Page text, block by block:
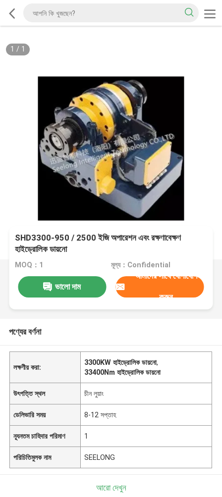
1 / 1
SHD3300-950 / 2500 ইজি অপারেশন এবং রক্ষণাবেক্ষণ
হাইড্রোলিক ডায়নো
MOQ：1 মূল্য：Confidential
ভালো দাম
আমাদের সাথে যোগাযোগ
করুন
পণ্যের বর্ণনা
লক্ষণীয় করা:
3300KW হাইড্রোলিক ডায়নো,
33400Nm হাইড্রোলিক ডায়নো
উৎপত্তি স্থল চীন লুয়াং
ডেলিভারি সময় 8-12 সপ্তাহ
ন্যূনতম চাহিদার পরিমাণ 1
পরিচিতিমুলক নাম SEELONG
আরো দেখুন